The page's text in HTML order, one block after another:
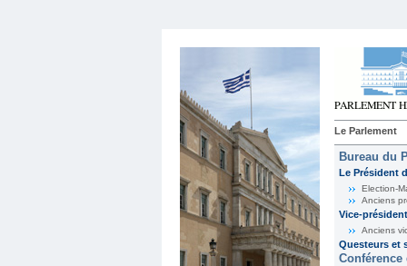
Le Parlement
Bureau du
Le Président
Election-
Anciens
Vice-
Anciens
Questeurs et